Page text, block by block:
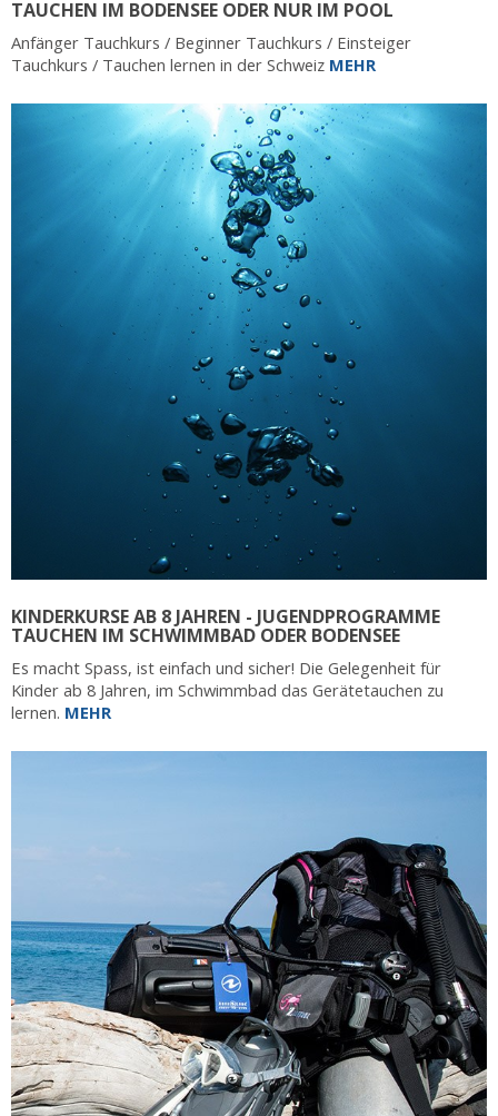
TAUCHEN IM BODENSEE ODER NUR IM POOL
Anfänger Tauchkurs / Beginner Tauchkurs / Einsteiger
Tauchkurs / Tauchen lernen in der Schweiz MEHR
KINDERKURSE AB 8 JAHREN - JUGENDPROGRAMME
TAUCHEN IM SCHWIMMBAD ODER BODENSEE
Es macht Spass, ist einfach und sicher! Die Gelegenheit für
Kinder ab 8 Jahren, im Schwimmbad das Gerätetauchen zu
lernen. MEHR